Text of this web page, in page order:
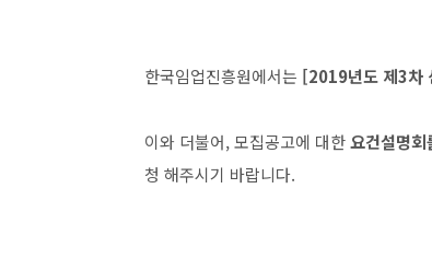
한국임업진흥원에서는 [2019년도 제3차
이와 더불어, 모집공고에 대한요건설명
청 해주시기 바랍니다.